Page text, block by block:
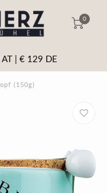
0
AT | € 129 DE
(150g)